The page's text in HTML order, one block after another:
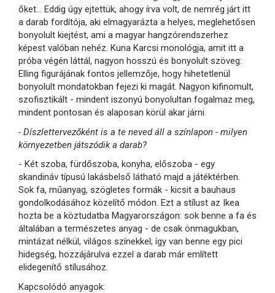
őket... Eddig úgy ejtettük, ahogy írva volt, de nemrég járt itt
a darab fordítója, aki elmagyarázta a helyes, meglehetősen
bonyolult kiejtést, ami a magyar hangzórendszerhez
képest valóban nehéz. Kuna Karcsi monológja, amit itt a
próba végén láttál, nagyon hosszú és bonyolult szöveg:
Elling figurájának fontos jellemzője, hogy hihetetlenül
bonyolult mondatokban fejezi ki magát. Nagyon kifinomult,
szofisztikált - mindent iszonyú bonyolultan fogalmaz meg,
mindent pontosan és alaposan körül akar járni.
- Díszlettervezőként is a te neved áll a színlapon - milyen
környezetben játszódik a darab?
- Két szoba, fürdőszoba, konyha, előszoba - egy
skandináv típusú lakásbelső látható majd a játéktérben.
Sok fa, műanyag, szögletes formák - kicsit a bauhaus
gondolkodásához közelítő módon. Ezt a stílust az Ikea
hozta be a köztudatba Magyarországon: sok benne a fa és
általában a természetes anyag - de csak önmagukban,
mintázat nélkül, világos színekkel; így van benne egy pici
hidegség, hozzájárulva ezzel a darab már említett
elidegenítő stílusához.
Kapcsolódó anyagok: